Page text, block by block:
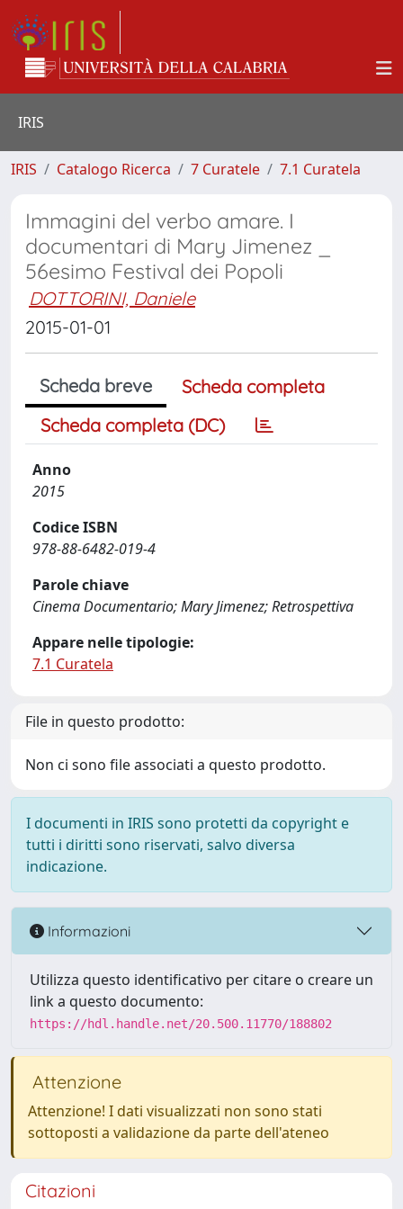
IRIS
IRIS Catalogo Ricerca 7 Curatele 7.1 Curatela
Immagini del verbo amare. I
documentari di Mary Jimenez _
56esimo Festival dei Popoli
DOTTORINI, Daniele
2015-01-01
Scheda breve
Scheda completa
Scheda completa (DC)
Anno
2015
Codice ISBN
978-88-6482-019-4
Parole chiave
Cinema Documentario; Mary Jimenez; Retrospettiva
Appare nelle tipologie:
7.1 Curatela
File in questo prodotto:
Non ci sono file associati a questo prodotto.
I documenti in IRIS sono protetti da copyright e
tutti i diritti sono riservati, salvo diversa
indicazione.
Informazioni
Utilizza questo identificativo per citare o creare un
link a questo documento:
https://hdl.handle.net/20.500.11770/188802
Attenzione
Attenzione! I dati visualizzati non sono stati
sottoposti a validazione da parte dell'ateneo
Citazioni